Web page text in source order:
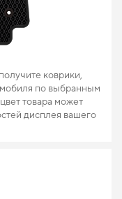
коврики,
по выбранным
товара может
дисплея вашего